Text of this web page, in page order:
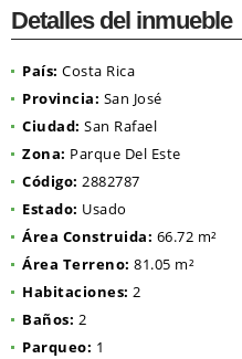
Detalles del inmueble
País: Costa Rica
Provincia: San José
Ciudad: San Rafael
Zona: Parque Del Este
Código: 2882787
Estado: Usado
Área Construida: 66.72 m²
Área Terreno: 81.05 m²
Habitaciones: 2
Baños: 2
Parqueo: 1